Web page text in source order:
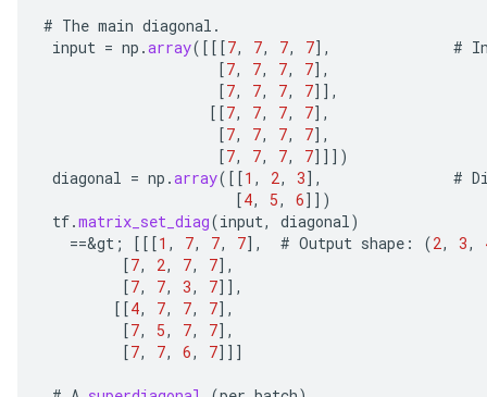
# The main diagonal .
input = np .array( [[[7, 7, 7, 7] , #
[7, 7, 7, 7] ,
[7, 7, 7, 7]] ,
[[7, 7, 7, 7] ,
[7, 7, 7, 7] ,
[7, 7, 7, 7]]] )
diagonal = np .array( [[1 , 2, 3] , #
[4, 5, 6]] )
tf.matrix_set_diag(input, diagonal)
==&gt ; [[[1 , 7, 7, 7] , # Output shape : (2, 3,
[7, 2, 7, 7] ,
[7, 7, 3, 7]] ,
[[4, 7, 7, 7] ,
[7, 5, 7, 7] ,
[7, 7, 6, 7]]]